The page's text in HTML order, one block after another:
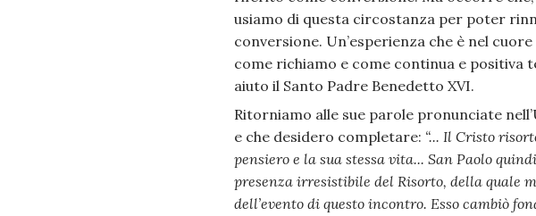
usiamo di questa circostanza per poter
conversione. Un’esperienza che è nel
come richiamo e come continua e positiva
aiuto il Santo Padre Benedetto XVI.
Ritorniamo alle sue parole pronunciate
e che desidero completare: “... Il Cristo
pensiero e la sua stessa vita... San Paolo
presenza irresistibile del Risorto, della quale
dell’evento di questo incontro. Esso cambiò